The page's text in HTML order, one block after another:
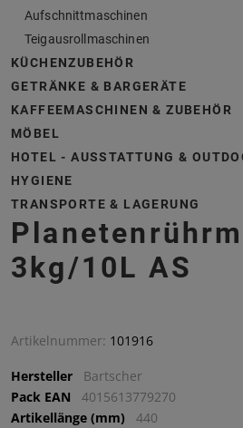
Aufschnittmaschinen
Teigausrollmaschinen
KÜCHENZUBEHÖR
GETRÄNKE & BARGERÄTE
KAFFEEMASCHINEN & ZUBEHÖR
MÖBEL
HOTEL - AUSSTATTUNG &
HYGIENE
TRANSPORTE & LAGERUNG
3kg/10L AS
Artikelnummer: 101916
Hersteller
Bartscher
Pack EAN
4015613779270
Artikellänge (mm)
440